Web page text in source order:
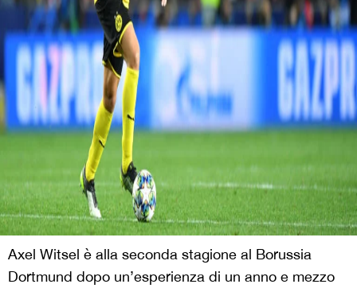
Axel Witsel è alla seconda stagione al Borussia
Dortmund dopo un’esperienza di un anno e mezzo